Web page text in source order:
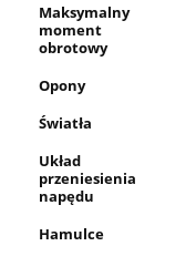
Maksymalny
moment
obrotowy
Opony
Światła
Układ
przeniesienia
napędu
Hamulce